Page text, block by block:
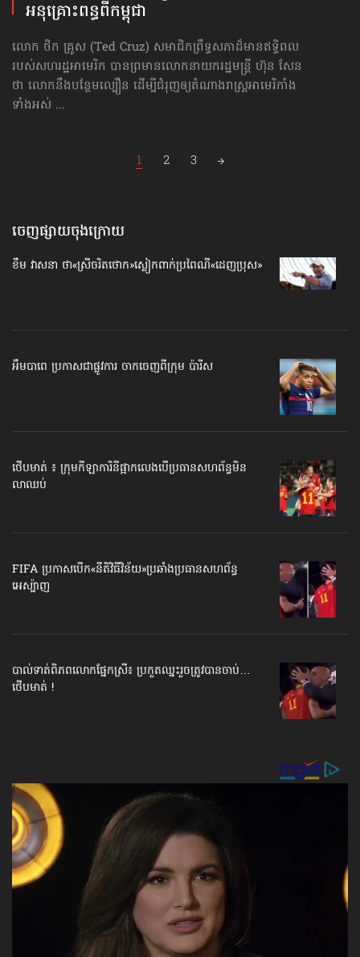
អនុគ្រោះពន្ធ​ពីកម្ពុជា
លោក ថិក គ្រូស (Ted Cruz) សមាជិកព្រឹទ្ធសភាដ៏មានឥទ្ធិពល
របស់សហរដ្ឋអាមេរិក បានព្រមានលោកនាយករដ្ឋមន្ត្រី ហ៊ុន សែន
ថា លោកនឹងបន្ថែមល្បឿន ដើម្បីជំរុញឲ្យតំណាងរាស្រ្តអាមេរិកាំង
ទាំងអស់ ...
1 2 3
ចេញផ្សាយចុងក្រោយ
ខឹម វាសនា ថា«ស្រីចរិតថោក»​ស្លៀកពាក់ប្រពៃណី​«ដេញប្រុស»
អឹមបាពេ ប្រកាសជាផ្លូវការ ចាកចេញពីក្រុម ប៉ារីស
ថើបមាត់ ៖ ក្រុមកីឡាការិនី​ផ្អាកលេង​​បើប្រធានសហព័ន្ធ​មិន
លាឈប់
FIFA ប្រកាសបើក​«នីតិវិធីវិន័យ»​ប្រឆាំងប្រធានសហព័ន្ធ​
អេស្ប៉ាញ
បាល់ទាត់​ពិភពលោក​ផ្នែកស្រី៖ ប្រកួតឈ្នះរួច​ត្រូវបានចាប់…
ថើបមាត់ !